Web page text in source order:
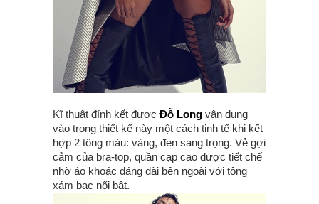
Kĩ thuật đính kết được Đỗ Long vận dụng
vào trong thiết kế này một cách tinh tế khi kết
hợp 2 tông màu: vàng, đen sang trọng. Vẻ gợi
cảm của bra-top, quần cạp cao được tiết chế
nhờ áo khoác dáng dài bên ngoài với tông
xám bạc nổi bật.